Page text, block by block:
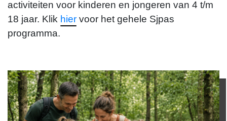
activiteiten voor kinderen en jongeren van 4 t/m
18 jaar. Klik hier voor het gehele Sjpas
programma.